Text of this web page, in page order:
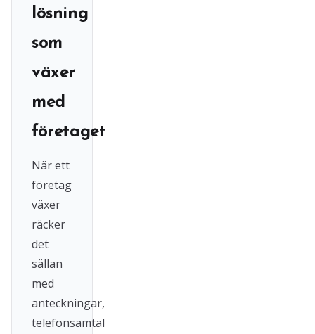
lösning
som
växer
med
företaget
När ett
företag
växer
räcker
det
sällan
med
anteckningar,
telefonsamtal